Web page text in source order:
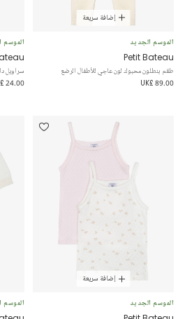
إضافة سريعة
الموسم الجديد
Petit Bateau
طقم بنطلون محبوك لون عاجي للأطفال الرضع
UK£ 89.00
الموسم
سراويل
24.00
إضافة سريعة
الموسم الجديد الموسم